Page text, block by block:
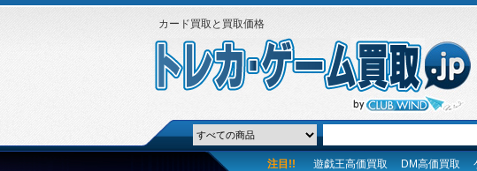
カード買取と買取価格
注目!! 遊戯王高価買取 DM高価買取